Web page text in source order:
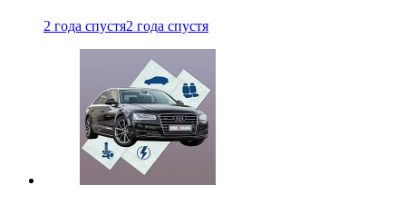
2 года спустя2 года спустя